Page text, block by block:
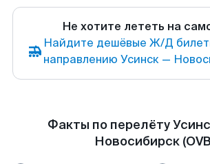
Не хотите лететь на
Найдите дешёвые Ж/Д
направлению Усинск —
Факты по перелёту
Новосибирск